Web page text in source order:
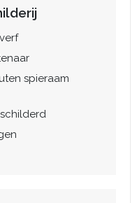
spieraam